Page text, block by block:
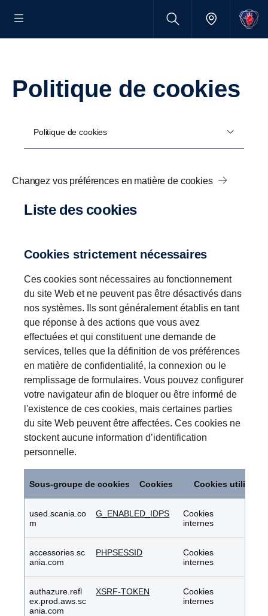
Politique de cookies
Politique de cookies
Changez vos préférences en matière de cookies
Liste des cookies
Cookies strictement nécessaires
Ces cookies sont nécessaires au fonctionnement
du site Web et ne peuvent pas être désactivés dans
nos systèmes. Ils sont généralement établis en tant
que réponse à des actions que vous avez
effectuées et qui constituent une demande de
services, telles que la définition de vos préférences
en matière de confidentialité, la connexion ou le
remplissage de formulaires. Vous pouvez configurer
votre navigateur afin de bloquer ou être informé de
l'existence de ces cookies, mais certaines parties
du site Web peuvent être affectées. Ces cookies ne
stockent aucune information d’identification
personnelle.
nécessaires
Sous-groupe de cookies Cookies Cookies utilisés
used.scania.co
m
G_ENABLED_IDPS
Cookies
internes
accessories.sc
ania.com
PHPSESSID
Cookies
internes
authazure.refl
ex.prod.aws.sc
ania.com
XSRF-TOKEN
Cookies
internes